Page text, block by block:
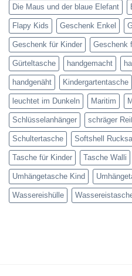
Die Maus und der blaue Elefant
Flapy Kids Geschenk Enkel
Geschenk für Kinder Geschenk
Gürteltasche handgemacht
handgenäht Kindergartentasche
leuchtet im Dunkeln Maritim
Schlüsselanhänger schräger
Schultertasche Softshell
Tasche für Kinder Tasche Walli
Umhängetasche Kind
Wassereishülle